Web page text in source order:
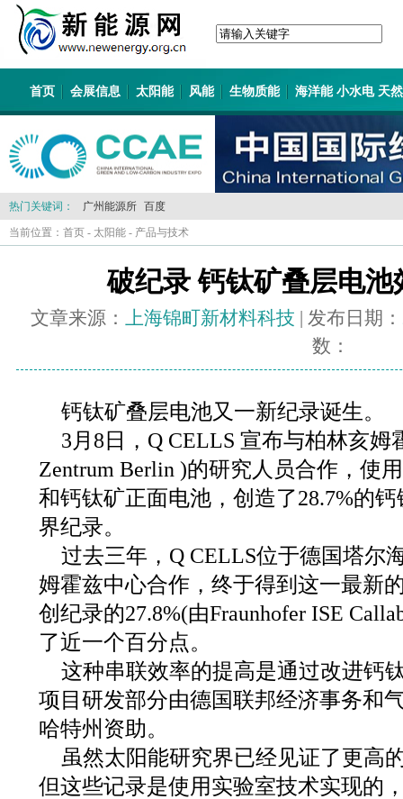
首页 会展信息 太阳能 风能 生物质能 海洋能 小水电 天
热门关键词： 广州能源所 百度
当前位置： 首页 - 太阳能 - 产品与技术
破纪录 钙钛矿叠层电池
文章来源： 上海锦町新材料科技 | 发布日期：
数：
钙钛矿叠层电池又一新纪录诞生。
3月8日，Q CELLS 宣布与柏林亥姆
Zentrum Berlin )的研究人员合作，使
和钙钛矿正面电池，创造了28.7%的
界纪录。
过去三年，Q CELLS位于德国塔尔
姆霍兹中心合作，终于得到这一最新
创纪录的27.8%(由Fraunhofer ISE
了近一个百分点。
这种串联效率的提高是通过改进钙
项目研发部分由德国联邦经济事务和
哈特州资助。
虽然太阳能研究界已经见证了更高
但这些记录是使用实验室技术实现的